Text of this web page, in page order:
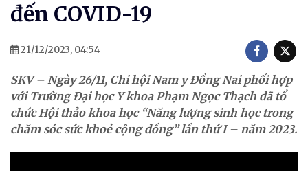
đến COVID-19
21/12/2023, 04:54
SKV – Ngày 26/11, Chi hội Nam y Đồng Nai phối hợp
với Trường Đại học Y khoa Phạm Ngọc Thạch đã tổ
chức Hội thảo khoa học “Năng lượng sinh học trong
chăm sóc sức khoẻ cộng đồng” lần thứ I – năm 2023.